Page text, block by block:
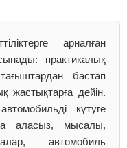
арналған
практикалық
бастап
жастықтарға дейін.
күтуге
аласыз, мысалы,
автомобиль